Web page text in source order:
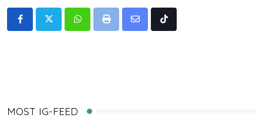
WhatsappPrint
Share
Tiktok
MOST IG-FEED